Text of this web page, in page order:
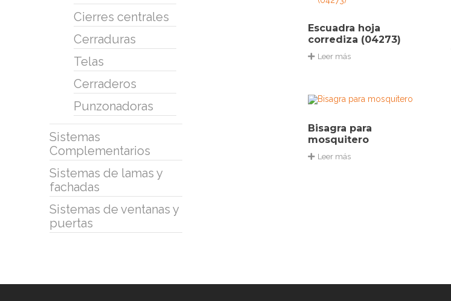
Escuadra hoja
corrediza (04273)
Leer más
Bisagra para
mosquitero
Leer más
Cierres centrales
Cerraduras
Telas
Cerraderos
Punzonadoras
Sistemas
Complementarios
Sistemas de lamas y
fachadas
Sistemas de ventanas y
puertas